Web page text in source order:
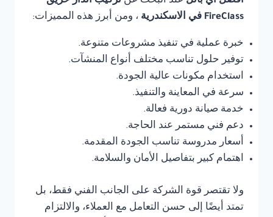
FireClass في الاسكندرية
، ومن أبرز هذه المميزات:
خبرة عملية في تنفيذ مشروعات متنوعة.
توفير حلول تناسب مختلف أنواع المنشآت.
استخدام مكونات عالية الجودة.
سرعة في المعاينة والتنفيذ.
خدمة صيانة دورية فعالة.
دعم فني مستمر عند الحاجة.
أسعار مدروسة تناسب الجودة المقدمة.
اهتمام كبير بتفاصيل الأمان والسلامة.
ولا تقتصر قوة الشركة على الجانب الفني فقط، بل
تمتد أيضًا إلى حسن التعامل مع العملاء، والالتزام